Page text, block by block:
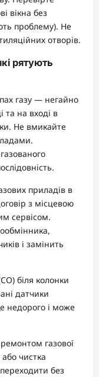
вікна без
проблему). Не
отворів.
рятують
газу — негайно
та на вході в
Не вмикайте
приладів в
з місцевою
сервісом.
і замінить
біля колонки
датчики
недорого і може
газової
чистка
без